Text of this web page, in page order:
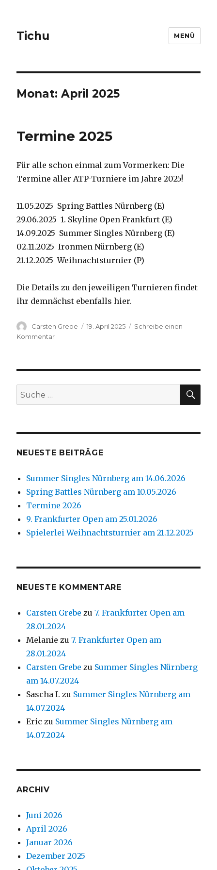
Tichu MENÜ
Monat: April 2025
Termine 2025
Für alle schon einmal zum Vormerken: Die
Termine aller ATP-Turniere im Jahre 2025!
11.05.2025 Spring Battles Nürnberg (E)
29.06.2025 1. Skyline Open Frankfurt (E)
14.09.2025 Summer Singles Nürnberg (E)
02.11.2025 Ironmen Nürnberg (E)
21.12.2025 Weihnachtsturnier (P)
Die Details zu den jeweiligen Turnieren findet
ihr demnächst ebenfalls hier.
Autor
Carsten Grebe
Veröffentlicht
19. April 2025
Schreibe einen
Kommentar
Suche
nach:
NEUESTE BEITRÄGE
Summer Singles Nürnberg am 14.06.2026
Spring Battles Nürnberg am 10.05.2026
Termine 2026
9. Frankfurter Open am 25.01.2026
Spielerlei Weihnachtsturnier am 21.12.2025
NEUESTE KOMMENTARE
Carsten Grebe zu7. Frankfurter Open am
28.01.2024
Melanie zu7. Frankfurter Open am
28.01.2024
Carsten Grebe zu Summer Singles Nürnberg
am 14.07.2024
Sascha I. zu Summer Singles Nürnberg am
14.07.2024
Eric zu Summer Singles Nürnberg am
14.07.2024
ARCHIV
Juni 2026
April 2026
Januar 2026
Dezember 2025